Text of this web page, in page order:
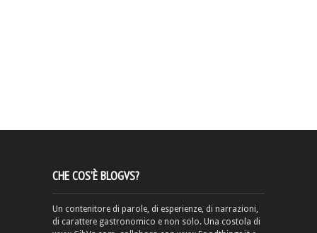
CHE COS’È BLOGVS?
Un contenitore di parole, di esperienze, di narrazioni,
di carattere gastronomico e non solo. Una costola di